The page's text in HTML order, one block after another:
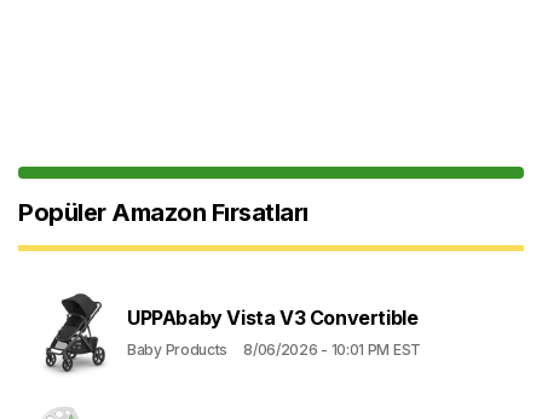
Popüler Amazon Fırsatları
UPPAbaby Vista V3 Convertible
Baby Products 8/06/2026 - 10:01 PM EST